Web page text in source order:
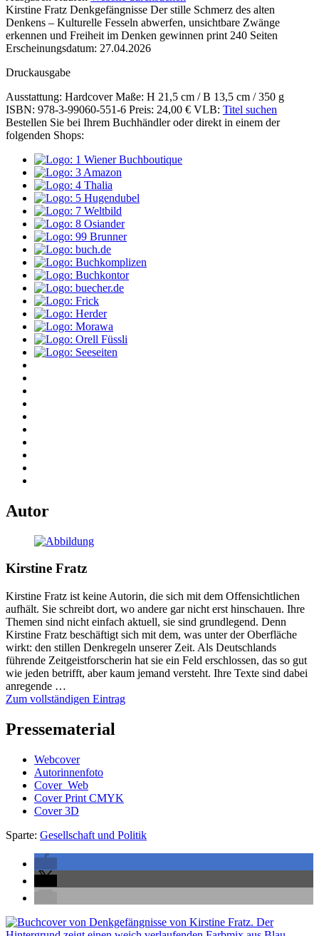
und
Inhalte
Kirstine Fratz Denkgefängnisse Der stille Schmerz des alten
Denkens – Kulturelle Fesseln abwerfen, unsichtbare Zwänge
erkennen und Freiheit im Denken gewinnen print 240 Seiten
Erscheinungsdatum: 27.04.2026
Druckausgabe
Ausstattung: Hardcover Maße: H 21,5 cm / B 13,5 cm / 350 g
ISBN: 978-3-99060-551-6 Preis: 24,00 € VLB: Titel suchen
Bestellen Sie bei Ihrem Buchhändler oder direkt in einem der
folgenden Shops:
Autor
Kirstine Fratz
Kirstine Fratz ist keine Autorin, die sich mit dem Offensichtlichen
aufhält. Sie schreibt dort, wo andere gar nicht erst hinschauen. Ihre
Themen sind nicht einfach aktuell, sie sind grundlegend. Denn
Kirstine Fratz beschäftigt sich mit dem, was unter der Oberfläche
wirkt: den stillen Denkregeln unserer Zeit. Als Deutschlands
führende Zeitgeistforscherin hat sie ein Feld erschlossen, das so gut
wie jeden betrifft, aber kaum jemand versteht. Ihre Texte sind dabei
anregende …
Zum vollständigen Eintrag
Pressematerial
Webcover
Autorinnenfoto
Cover_Web
Cover Print CMYK
Cover 3D
Sparte: Gesellschaft und Politik
Seitenleiste